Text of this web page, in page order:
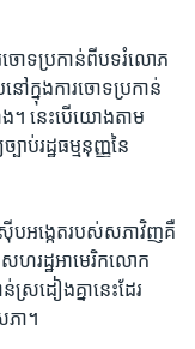
ចោទ​ប្រកាន់​ពី​បទ​រំលោភ​
ក្នុង​ការ​ចោទ​ប្រកាន់​
ង។ នេះ​បើ​យោង​តាម​
ប់​រដ្ឋធម្មនុញ្ញ​នៃ​
ើប​អង្កេត​របស់​សភា​វិញ​គឺ​
ហរដ្ឋ​អាមេរិក​លោក
រដៀង​គ្នា​នេះ​ដែរ
ភា។